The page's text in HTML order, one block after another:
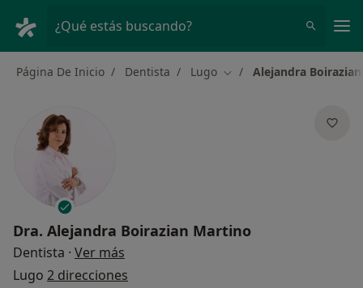
¿Qué estás buscando?
Página De Inicio Dentista Lugo Cambiar de ciudad
Alejandra
Dra. Alejandra Boirazian Martino
Dentista · Ver más
Lugo 2 direcciones